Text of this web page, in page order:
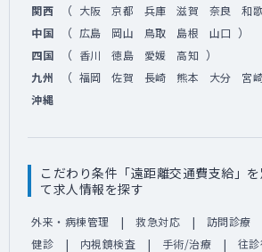
関西 （ 大阪 京都 兵庫 滋賀 奈良 和
中国 （ 広島 岡山 鳥取 島根 山口 ）
四国 （ 香川 徳島 愛媛 高知 ）
九州 （ 福岡 佐賀 長崎 熊本 大分 宮
沖縄
こだわり条件「遠距離交通費支給」
て求人情報を探す
外来・病棟管理 救急対応 訪問診療
健診
内視鏡検査 手術/治療 往